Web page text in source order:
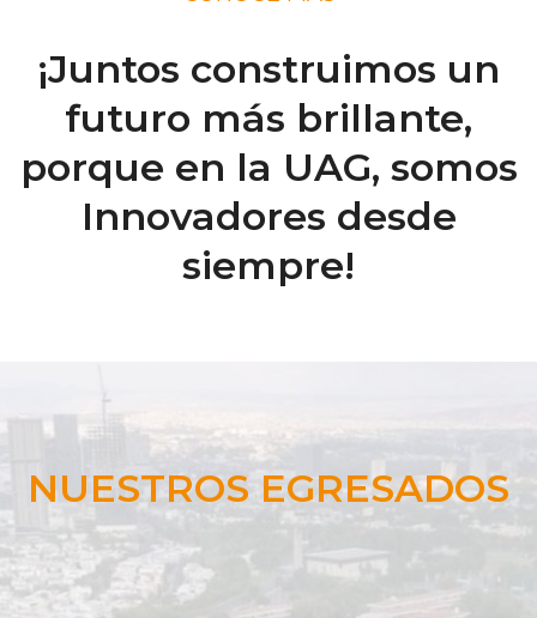
¡Juntos construimos un
futuro más brillante,
porque en la UAG, somos
Innovadores desde
siempre!
NUESTROS EGRESADOS